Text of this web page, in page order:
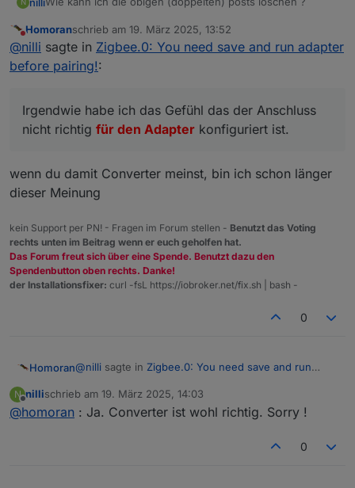
N
Was mir noch merkwürdig erscheint, ist dass im
Instanzeneinstellungsmenue des Zigbee-Adapters ein klick
auf den Pfeil hinter dem COM-Anschlussnamen keine
Auswahl ergibt. Sollten dort nicht alle verfügbaren Adapter
Irgendwie habe ich das Gefühl das der Anschluss nicht
richtig für den Adapter konfiguriert ist.
anschauen ?
Nicht stören
Homoranschrieb am 19. März 2025, 13:52
zuletzt editiert von
@nilli sagte in Zigbee.0: You need save and run adapter
before pairing!:
Irgendwie habe ich das Gefühl das der Anschluss
nicht richtig für den Adapter konfiguriert ist.
wenn du damit Converter meinst, bin ich schon länger
dieser Meinung
kein Support per PN! - Fragen im Forum stellen - Benutzt das Voting
rechts unten im Beitrag wenn er euch geholfen hat.
Das Forum freut sich über eine Spende. Benutzt dazu den
Spendenbutton oben rechts. Danke!
der Installationsfixer: curl -fsL https://iobroker.net/fix.sh | bash -
0
Homoran@nilli sagte in Zigbee.0: You need save and run
Irgendwie habe ich das Gefühl das der
N
Offline
nillischrieb am 19. März 2025, 14:03
zuletzt editiert von
@homoran : Ja. Converter ist wohl richtig. Sorry !
0